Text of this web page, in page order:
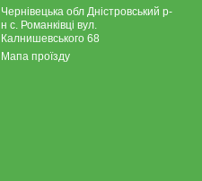
Чернівецька обл Дністровський р-
н с. Романківці вул.
Калнишевського 68
Мапа проїзду